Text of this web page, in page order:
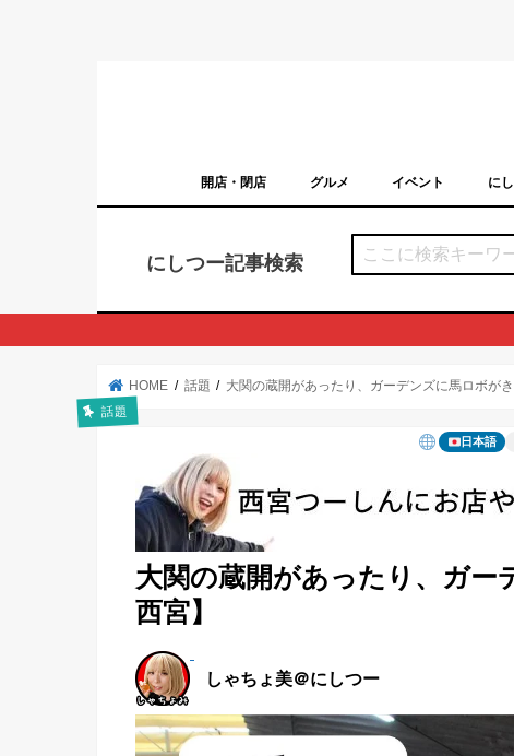
開店・閉店 グルメ イベント に
にしつー記事検索
HOME 話題 大関の蔵開があったり、ガーデンズに馬ロボが
話題
日本語
大関の蔵開があったり、ガー
西宮】
しゃちょ美＠にしつー